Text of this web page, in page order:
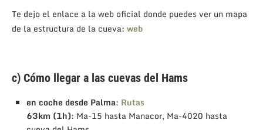
Te dejo el enlace a la web oficial donde puedes ver un mapa
de la estructura de la cueva: web
c) Cómo llegar a las cuevas del Hams
en coche desde Palma: Rutas
63km (1h): Ma-15 hasta Manacor, Ma-4020 hasta